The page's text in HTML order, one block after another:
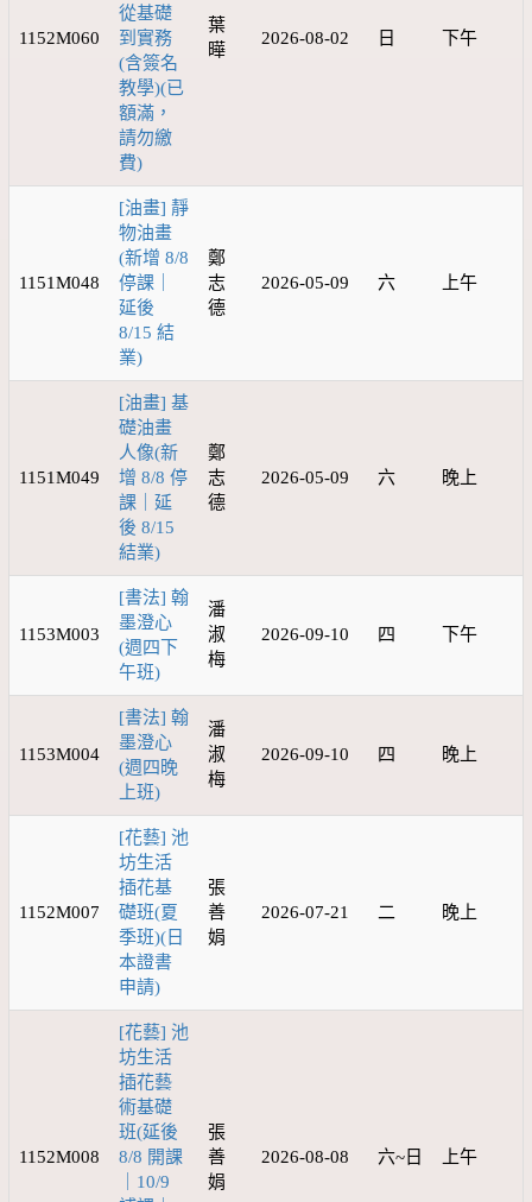
1152M060
從基礎
到實務
(含簽名
教學)(已
額滿，
請勿繳
費)
葉
曄
2026-08-02 日 下午
1151M048
[油畫] 靜
物油畫
(新增 8/8
停課｜
延後
8/15 結
業)
鄭
志
德
2026-05-09 六 上午
1151M049
[油畫] 基
礎油畫
人像(新
增 8/8 停
課｜延
後 8/15
結業)
鄭
志
德
2026-05-09 六 晚上
1153M003
[書法] 翰
墨澄心
(週四下
午班)
潘
淑
梅
2026-09-10 四 下午
1153M004
[書法] 翰
墨澄心
(週四晚
上班)
潘
淑
梅
2026-09-10 四 晚上
1152M007
[花藝] 池
坊生活
插花基
礎班(夏
季班)(日
本證書
申請)
張
善
娟
2026-07-21 二 晚上
1152M008
[花藝] 池
坊生活
插花藝
術基礎
班(延後
8/8 開課
｜10/9
張
善
娟
2026-08-08 六~日 上午